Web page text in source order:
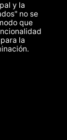
y la
no se
que
la